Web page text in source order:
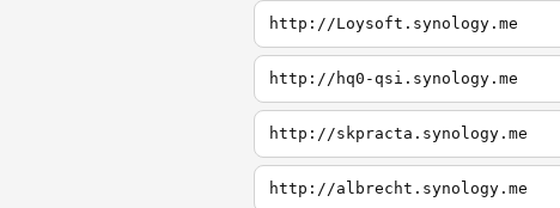
http://Loysoft.synology.me
http://hq0-qsi.synology.me
http://skpracta.synology.me
http://albrecht.synology.me